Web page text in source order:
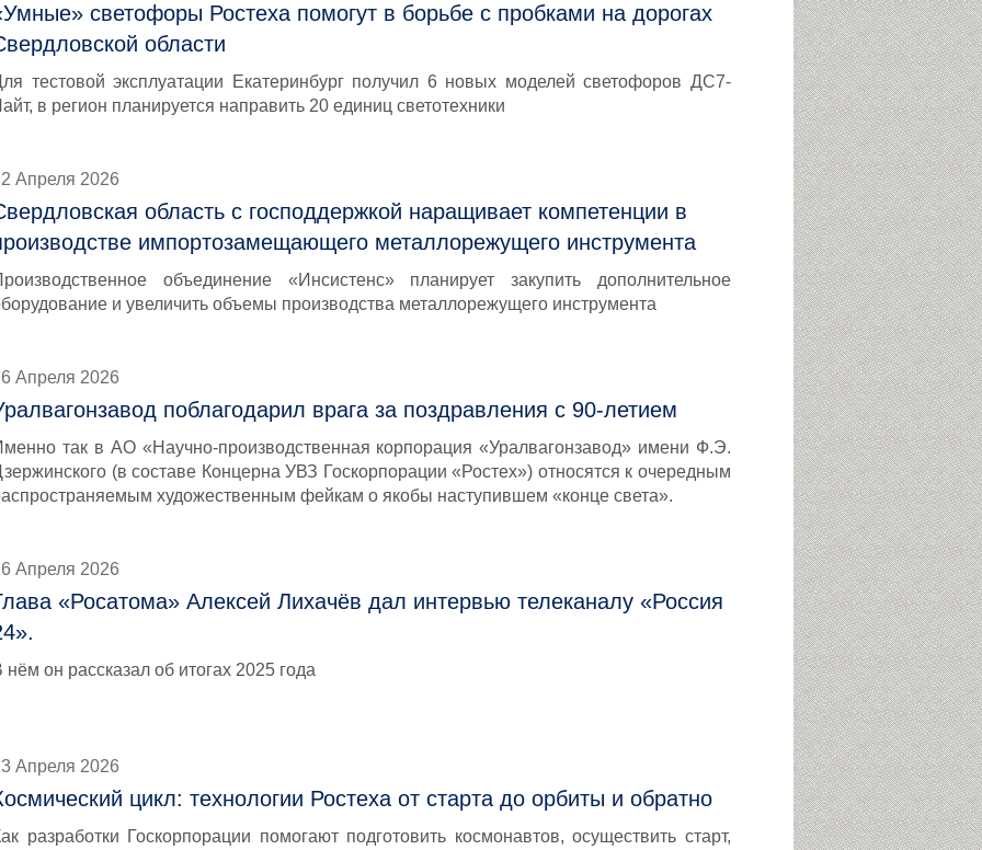
светофоры Ростеха помогут в борьбе с пробками на дорогах
области
тестовой эксплуатации Екатеринбург получил 6 новых моделей светофоров ДС7-
в регион планируется направить 20 единиц светотехники
Апреля 2026
область с господдержкой наращивает компетенции в
импортозамещающего металлорежущего инструмента
объединение «Инсистенс» планирует закупить дополнительное
и увеличить объемы производства металлорежущего инструмента
Апреля 2026
поблагодарил врага за поздравления с 90-летием
так в АО «Научно-производственная корпорация «Уралвагонзавод» имени Ф.Э.
(в составе Концерна УВЗ Госкорпорации «Ростех») относятся к очередным
художественным фейкам о якобы наступившем «конце света».
Апреля 2026
«Росатома» Алексей Лихачёв дал интервью телеканалу «Россия
нём он рассказал об итогах 2025 года
Апреля 2026
цикл: технологии Ростеха от старта до орбиты и обратно
разработки Госкорпорации помогают подготовить космонавтов, осуществить старт,